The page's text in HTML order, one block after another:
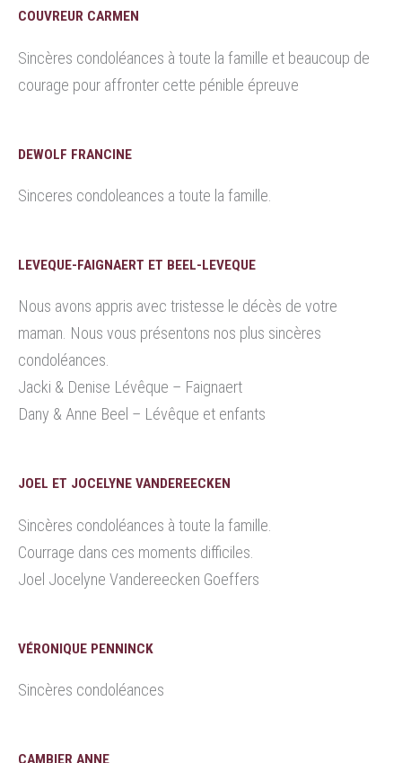
COUVREUR CARMEN
Sincères condoléances à toute la famille et beaucoup de
courage pour affronter cette pénible épreuve
DEWOLF FRANCINE
Sinceres condoleances a toute la famille.
LEVEQUE-FAIGNAERT ET BEEL-LEVEQUE
Nous avons appris avec tristesse le décès de votre
maman. Nous vous présentons nos plus sincères
condoléances.
Jacki & Denise Lévêque – Faignaert
Dany & Anne Beel – Lévêque et enfants
JOEL ET JOCELYNE VANDEREECKEN
Sincères condoléances à toute la famille.
Courrage dans ces moments difficiles.
Joel Jocelyne Vandereecken Goeffers
VÉRONIQUE PENNINCK
Sincères condoléances
CAMBIER ANNE